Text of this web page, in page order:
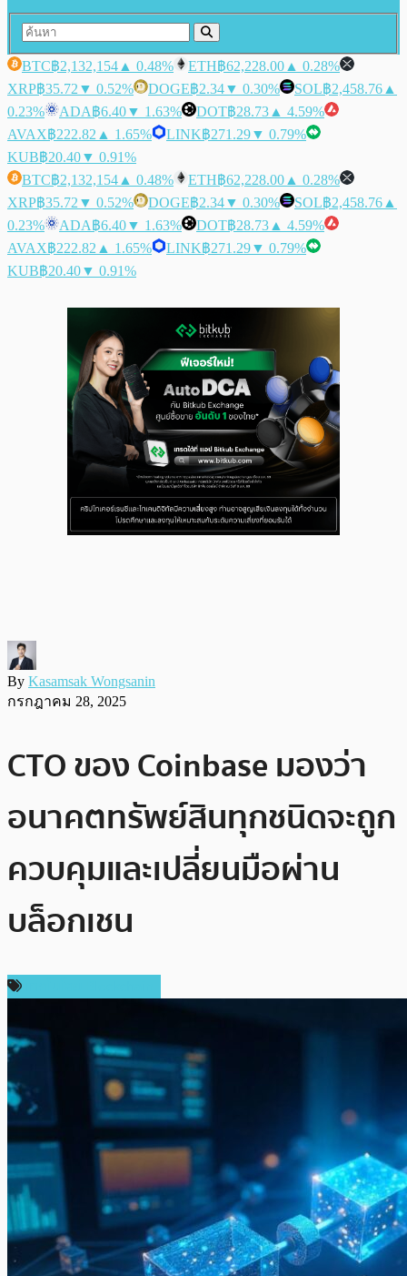
BTC฿2,132,154 ▲ 0.48% ETH฿62,228.00 ▲ 0.28%
XRP฿35.72 ▼ 0.52% DOGE฿2.34▼ 0.30% SOL฿2,458.76 ▲
0.23%
ADA฿6.40▼ 1.63% DOT฿28.73 ▲ 4.59%
AVAX฿222.82 ▲ 1.65% LINK฿271.29▼ 0.79%
KUB฿20.40▼ 0.91%
BTC฿2,132,154 ▲ 0.48% ETH฿62,228.00 ▲ 0.28%
XRP฿35.72 ▼ 0.52% DOGE฿2.34▼ 0.30% SOL฿2,458.76 ▲
0.23%
ADA฿6.40▼ 1.63% DOT฿28.73 ▲ 4.59%
AVAX฿222.82 ▲ 1.65% LINK฿271.29▼ 0.79%
KUB฿20.40▼ 0.91%
By Kasamsak Wongsanin
กรกฎาคม 28, 2025
CTO ของ Coinbase มองว่า
อนาคตทรัพย์สินทุกชนิดจะถูก
ควบคุมและเปลี่ยนมือผ่าน
บล็อกเชน